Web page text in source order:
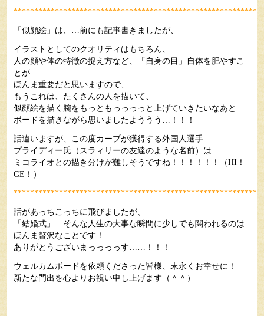
「似顔絵」は、…前にも記事書きましたが、
イラストとしてのクオリティはもちろん、
人の顔や体の特徴の捉え方など、「自身の目」自体を肥やすこ
とが
ほんま重要だと思いますので、
もうこれは、たくさんの人を描いて、
似顔絵を描く腕をもっともっっっっと上げていきたいなあと
ボードを描きながら思いましたよううう…！！！
話違いますが、この度カープが獲得する外国人選手
プライディー氏（スラィリーの友達のような名前）は
ミコライオとの描き分けが難しそうですね！！！！！！
（HI！
GE！）
話があっちこっちに飛びましたが、
「結婚式」…そんな人生の大事な瞬間に少しでも関われるのは
ほんま贅沢なことです！
ありがとうございまっっっっす……！！！
ウェルカムボードを依頼くださった皆様、末永くお幸せに！
新たな門出を心よりお祝い申し上げます（＾＾）